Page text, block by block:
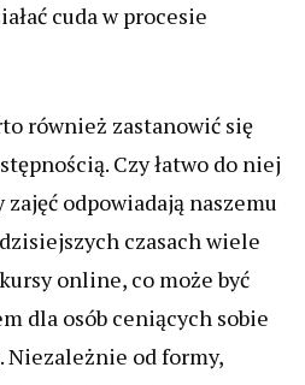
cuda w procesie
również zastanowić się
Czy łatwo do niej
odpowiadają naszemu
czasach wiele
online, co może być
dla osób ceniących sobie
Niezależnie od formy,